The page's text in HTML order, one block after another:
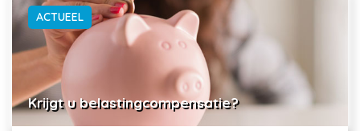
ACTUEEL
Krijgt u belastingcompensatie?